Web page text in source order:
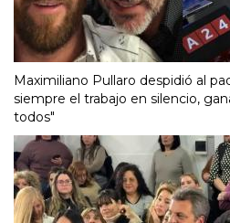
Maximiliano Pullaro despidió al
siempre el trabajo en silencio,
todos"